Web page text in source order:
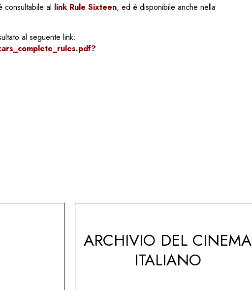
consultabile al link Rule Sixteen, ed è disponibile anche nella
al seguente link:
ARCHIVIO DEL CINEMA
ITALIANO